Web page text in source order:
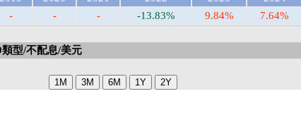
- - - -13.83% 9.84% 7.64%
型/不配息/美元